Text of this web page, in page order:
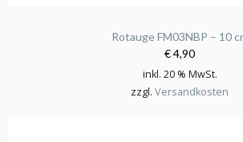
Rotauge FM03NBP – 10
€ 4,90
inkl. 20 % MwSt.
zzgl. Versandkosten